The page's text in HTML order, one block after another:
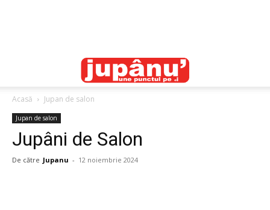
Acasă Jupan de salon
Jupan de salon
Jupâni de Salon
De către Jupanu - 12 noiembrie 2024